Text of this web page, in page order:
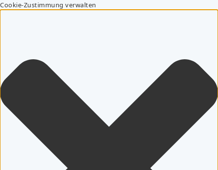
Cookie-Zustimmung verwalten